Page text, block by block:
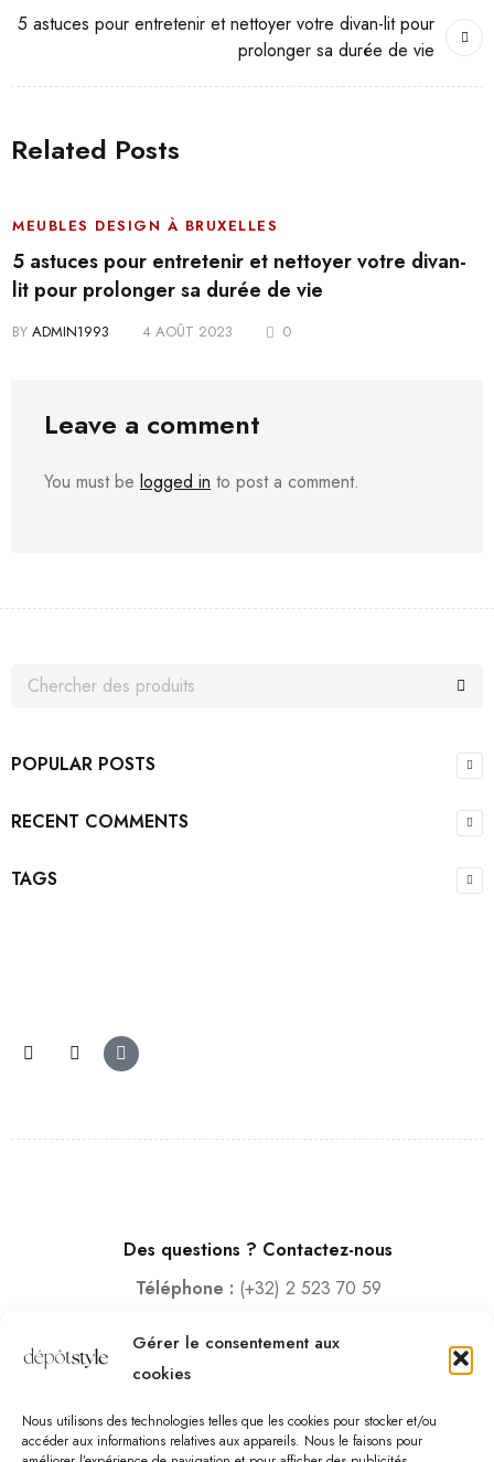
Gérer le consentement aux
cookies
Nous utilisons des technologies telles que les cookies pour stocker et/ou
accéder aux informations relatives aux appareils. Nous le faisons pour
5 astuces pour entretenir et nettoyer votre divan-lit pour
prolonger sa durée de vie
Related Posts
MEUBLES DESIGN À BRUXELLES
5 astuces pour entretenir et nettoyer votre divan-
lit pour prolonger sa durée de vie
BY ADMIN1993 4 AOÛT 2023 0
Leave a comment
You must be logged in to post a comment.
POPULAR POSTS
RECENT COMMENTS
TAGS
Des questions ? Contactez-nous
Téléphone : (+32) 2 523 70 59
Adresse : Rue des Deux Gares 6, 1070 Bruxelles
Lundi – Samedi :10:00 – 18:30